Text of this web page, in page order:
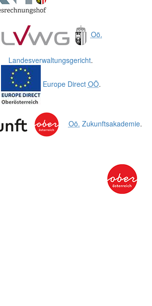
Oö.
Landesverwaltungsgericht.
Europe Direct OÖ.
Oö. Zukunftsakademie.